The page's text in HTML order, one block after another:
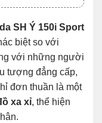
SH Ý 150i Sport
biệt so với
với những người
tượng đẳng cấp,
đơn thuần là một
xa xỉ, thể hiện